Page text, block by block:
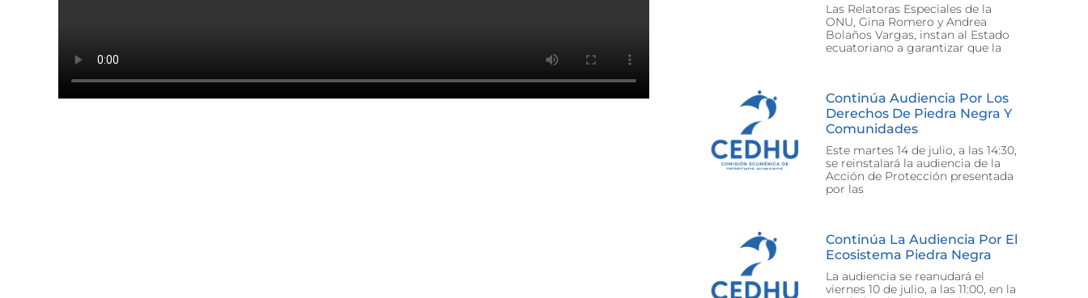
Las Relatoras Especiales de la
ONU, Gina Romero y Andrea
Bolaños Vargas, instan al Estado
ecuatoriano a garantizar que la
Continúa Audiencia Por Los
Derechos De Piedra Negra Y
Comunidades
Este martes 14 de julio, a las 14:30,
se reinstalará la audiencia de la
Acción de Protección presentada
por las
Continúa La Audiencia Por El
Ecosistema Piedra Negra
La audiencia se reanudará el
viernes 10 de julio, a las 11:00, en la